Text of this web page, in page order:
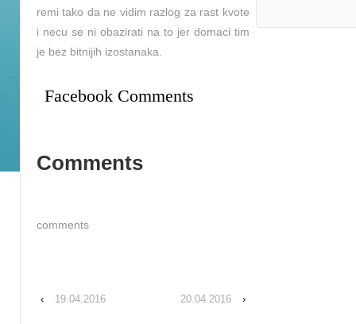
remi tako da ne vidim razlog za rast kvote
i necu se ni obazirati na to jer domaci tim
je bez bitnijih izostanaka.
Facebook Comments
Comments
comments
‹ 19.04.2016 20.04.2016 ›